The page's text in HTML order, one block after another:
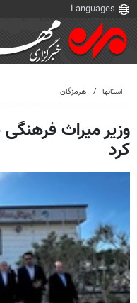
استانها هرمزگان
وزیر میراث
کرد